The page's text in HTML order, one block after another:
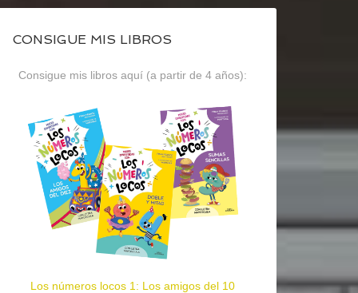
CONSIGUE MIS LIBROS
Consigue mis libros aquí (a partir de 4 años):
Los números locos 1: Los amigos del 10